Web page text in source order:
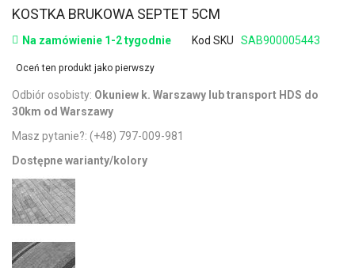
KOSTKA BRUKOWA SEPTET 5CM
Na zamówienie 1-2 tygodnie Kod SKU SAB900005443
Oceń ten produkt jako pierwszy
Odbiór osobisty: Okuniew k. Warszawy lub transport HDS do
30km od Warszawy
Masz pytanie?: (+48) 797-009-981
Dostępne warianty/kolory